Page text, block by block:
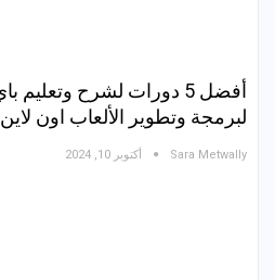
لبرمجة وتطوير الألعاب اون لاين
Sara Metwally أكتوبر 10, 2024